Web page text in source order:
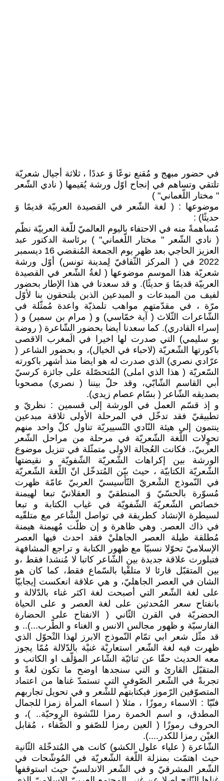
في حضور مبهج و مُقنع نوعًا وَ عددًا ، ثلاثة أجيال شعريّة
تلتقي وتساهم في إنجاح اوّل ورشة يُقيمها ( نادي الشّعر
" مختار اللّغماني" )
موضوعها : ( لغة الشّعر في القصيدة العربيّة قديمًا وَ
حديثًا) :
مُساهمةً منه في الاحتفاء باليوم العالميّ للّغة العربيّة نظّم
( نادي الشّعر " مختار اللّغماني" ) برئاسة الدكتور عبد
العزيز الحاجي بعد ظهر يوم الجمعة المُنقضي 16 ديسمبر
2022 في ( المركز الثّقافيّ لِمدينة تونس) أوّل ورشة
شعريّة هذا الموسم موضوعها ( لغةُ الشّعر في القصيدة
العربيّة قديمًا وَ حديثًا). و قد سعدنا في هذا الإطار بحضور
لفيف من المبدعات و المبدعين الذبن يلتحقون بنا لأوّل
مرّة ، في مقدّمتهم مواهب تلمذيّة واعدة مُمثّلة في
الشّاعرات الثّلاث ( آية خمّاسي) و ( مرام بن سمير) و (
إسراء القادري). كما سعدنا أيضا بحضور الشّاعرة ( روضة
بو سليمي) التي صدرت لها اخيرا في الَمغرب الاقصى
باكورتها الشّعريّة (لاحباء في الخيال)، و بحضور الشاعر (
عرّادي نصري) الذي صدرت له هو ايضا منذ أشهر باكورته
السّعريّة ( هذا الذي املى) المُتحصّلة على جائزة كرسيّ
أبي القاسم الشّابّي، وقد حلّ بيننا ( نصري) مصحوبا
بصديقه الشّاعر ( بسّام عصام زيدي).
و إذ قسّم العمل في الورشة إلى قسمين : نظريّ و
تطبيقيّ فقد تدخّل في المرحلة الأولى ثلاقة مبدعين
ينتمون إلى هيئة النّادي التّسييريّة تناول كلّ واحد منهم
تحوٍلات اللّغة الشّعريّة في مرحلة من مراحل الشّعر
العربيّ،. فكانت العُجالة الاولى متمثّلة في تنزيل موضوع
الورشة بين إكراهات الشّعريّة الشّفويّة و نقيضتها
الشّعريّة الكتابيّة ، حيث بيّن المُتدخّل انّ اللّغة الشّعريّة
في النّموذج الشْعريّ التّأسيسيّ العربيّ عامّة ظهرت
مُسوّرة بالحسّيّ وَ المنطقيّ و العقلانيّ تبعا لهيمنة
خصائص الشّعريّة الشّفويّة في غياب الكتابة و تبعا
لسيطرة الإنشاد كطريقة في تواصل الشْاعر مع متلقّيه
في ذاك العصر. وهي ظاهرة و إن ظلّت مُهيمنة هيمنة
مُطلقة طيلة العصر الجاهليْ فقد احدث فيها العصر
الإسلاميّ تحوّلا نسبيّا مع ظهور الكتابة و تراجع المشافهة
فتبلورت علاقة جديدة بين الشّاعر كاتبا لا مُنشدا فقط ،و
بين المتقبّل قارئا لا متلقْيا بالسّماع فقط، كما كان هو
الشان في العصر الجاهليّ، و هي علاقة انعكست إيجابيّا
على لغة الشّعر التي أصبحت لغة اكثر غناء بالدّلالة و
بانفتاح سعر المُحدثين على لغة العصر و على الحياة
الحضريّة في القرن الثّاني ( الانفتاح على الحضارة
الفارسيّة و ظهور مجالس الانس و الغناء و الطّرب...).. و
قد مثّل شعر ابي تمّام النّموذج الابرز لهذا التْحوّل الذي
ظهرت فيه لغة الشّعر استعاريْة غنيْة بالدّلالة مُمّا يجوز
معه الحديث حقّا عن ثنائيّة الشّاعر المؤلّف او الكاتب و
المتقبّل القارئ و التي سنجدها اوضح ما تكون لغةً و
تجربةً في الشّعر الصّوفيٍ التي تستمدّ غناها من اعتماد
المتصوّفين الرّموز فيكتابتهم للشْعر و في تحويل تجاربهم
فنّيّا : الاسماء رموزًا ، مثلا ( اسماء المرأة زمزا للجمال
المطدق، و اسم الخمرة رمزا للنّشوة الرٍوحيّة.. )، و
الحروف رموزًا ( العين رمزا للصّفو و الصّفاء ، مُقابل
الغيْن رمزا للكدر....).
الشّاعرة ( علياء علول الكشو) كانت هي المُتدخّلة الثّانية
حيث اهتمّت بمنزلة اللّغة الشّعريّة في المُوشّحات في
الشّعر المشرقيّ و في الشّعر الاندلسيّ حيث استوقفها